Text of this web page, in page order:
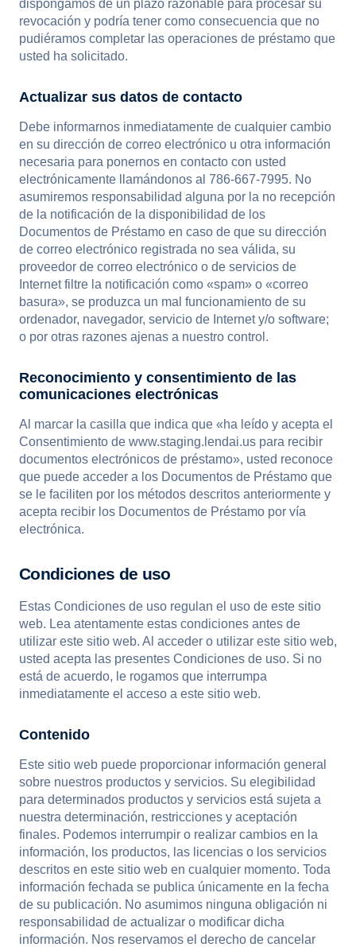
dispongamos de un plazo razonable para procesar su
revocación y podría tener como consecuencia que no
pudiéramos completar las operaciones de préstamo que
usted ha solicitado.
Actualizar sus datos de contacto
Debe informarnos inmediatamente de cualquier cambio
en su dirección de correo electrónico u otra información
necesaria para ponernos en contacto con usted
electrónicamente llamándonos al 786-667-7995. No
asumiremos responsabilidad alguna por la no recepción
de la notificación de la disponibilidad de los
Documentos de Préstamo en caso de que su dirección
de correo electrónico registrada no sea válida, su
proveedor de correo electrónico o de servicios de
Internet filtre la notificación como «spam» o «correo
basura», se produzca un mal funcionamiento de su
ordenador, navegador, servicio de Internet y/o software;
o por otras razones ajenas a nuestro control.
Reconocimiento y consentimiento de las
comunicaciones electrónicas
Al marcar la casilla que indica que «ha leído y acepta el
Consentimiento de www.staging.lendai.us para recibir
documentos electrónicos de préstamo», usted reconoce
que puede acceder a los Documentos de Préstamo que
se le faciliten por los métodos descritos anteriormente y
acepta recibir los Documentos de Préstamo por vía
electrónica.
Condiciones de uso
Estas Condiciones de uso regulan el uso de este sitio
web. Lea atentamente estas condiciones antes de
utilizar este sitio web. Al acceder o utilizar este sitio web,
usted acepta las presentes Condiciones de uso. Si no
está de acuerdo, le rogamos que interrumpa
inmediatamente el acceso a este sitio web.
Contenido
Este sitio web puede proporcionar información general
sobre nuestros productos y servicios. Su elegibilidad
para determinados productos y servicios está sujeta a
nuestra determinación, restricciones y aceptación
finales. Podemos interrumpir o realizar cambios en la
información, los productos, las licencias o los servicios
descritos en este sitio web en cualquier momento. Toda
información fechada se publica únicamente en la fecha
de su publicación. No asumimos ninguna obligación ni
responsabilidad de actualizar o modificar dicha
información. Nos reservamos el derecho de cancelar